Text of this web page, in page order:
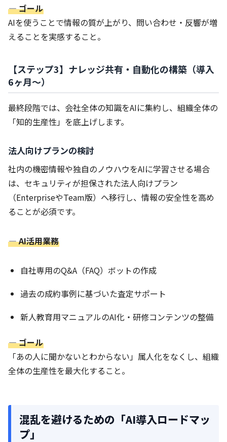
― ゴール
AIを使うことで情報の質が上がり、問い合わせ・反響が増
えることを実感すること。
【ステップ3】ナレッジ共有・自動化の構築（導入
6ヶ月〜）
最終段階では、会社全体の知識をAIに集約し、組織全体の
「知的生産性」を底上げします。
法人向けプランの検討
社内の機密情報や独自のノウハウをAIに学習させる場合
は、セキュリティが担保された法人向けプラン
（EnterpriseやTeam版）へ移行し、情報の安全性を高め
ることが必須です。
― AI活用業務
自社専用のQ&A（FAQ）ボットの作成
過去の成約事例に基づいた査定サポート
新人教育用マニュアルのAI化・研修コンテンツの整備
― ゴール
「あの人に聞かないとわからない」属人化をなくし、組織
全体の生産性を最大化すること。
混乱を避けるための「AI導入ロードマッ
プ」